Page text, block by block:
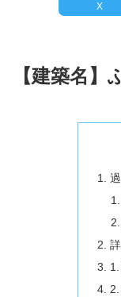
X
【建築名